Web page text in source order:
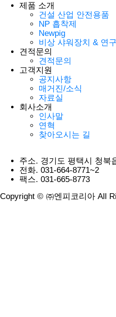
제품 소개
건설 산업 안전용품
NP 흡착제
Newpig
비상 샤워장치 & 연
견적문의
견적문의
고객지원
공지사항
매거진/소식
자료실
회사소개
인사말
연혁
찾아오시는 길
주소. 경기도 평택시 청북
전화. 031-664-8771~2
팩스. 031-665-8773
Copyright © ㈜엔피코리아 All